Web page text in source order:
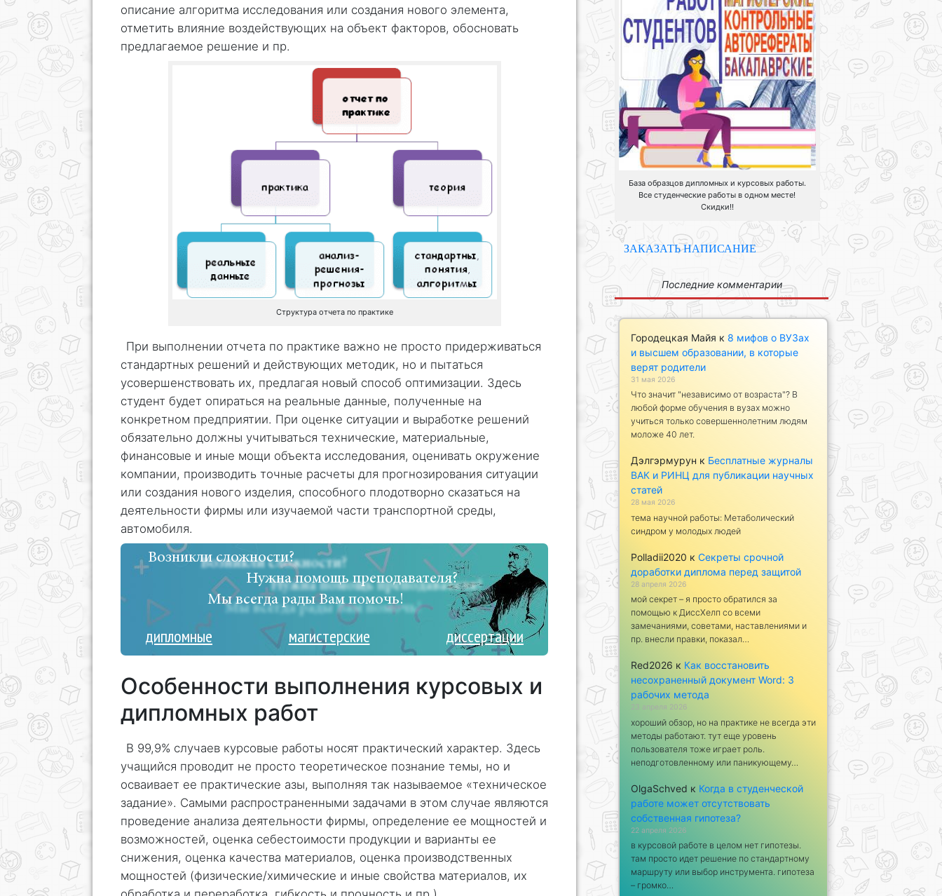
описание алгоритма исследования или создания нового элемента,
отметить влияние воздействующих на объект факторов, обосновать
предлагаемое решение и пр.
Структура отчета по практике
При выполнении отчета по практике важно не просто придерживаться
стандартных решений и действующих методик, но и пытаться
усовершенствовать их, предлагая новый способ оптимизации. Здесь
студент будет опираться на реальные данные, полученные на
конкретном предприятии. При оценке ситуации и выработке решений
обязательно должны учитываться технические, материальные,
финансовые и иные мощи объекта исследования, оценивать окружение
компании, производить точные расчеты для прогнозирования ситуации
или создания нового изделия, способного плодотворно сказаться на
деятельности фирмы или изучаемой части транспортной среды,
автомобиля.
Возникли сложности?
Нужна помощь преподавателя?
Мы всегда рады Вам помочь!
дипломные магистерские диссертации
Особенности выполнения курсовых и
дипломных работ
В 99,9% случаев курсовые работы носят практический характер. Здесь
учащийся проводит не просто теоретическое познание темы, но и
осваивает ее практические азы, выполняя так называемое «техническое
задание». Самыми распространенными задачами в этом случае являются
проведение анализа деятельности фирмы, определение ее мощностей и
возможностей, оценка себестоимости продукции и варианты ее
снижения, оценка качества материалов, оценка производственных
мощностей (физические/химические и иные свойства материалов, их
База образцов дипломных и курсовых работы.
Все студенческие работы в одном месте!
Скидки!!
ЗАКАЗАТЬ НАПИСАНИЕ
Последние комментарии
Городецкая Майя к 8 мифов о ВУЗах
и высшем образовании, в которые
верят родители
31 мая 2026
Что значит "независимо от возраста"? В
любой форме обучения в вузах можно
учиться только совершеннолетним людям
моложе 40 лет.
Дэлгэрмурун к Бесплатные журналы
ВАК и РИНЦ для публикации научных
статей
28 мая 2026
тема научной работы: Метаболический
синдром у молодых людей
Polladii2020 к Секреты срочной
доработки диплома перед защитой
28 апреля 2026
мой секрет – я просто обратился за
помощью к ДиссХелп со всеми
замечаниями, советами, наставлениями и
пр. внесли правки, показал…
Red2026 к Как восстановить
несохраненный документ Word: 3
рабочих метода
23 апреля 2026
хороший обзор, но на практике не всегда эти
методы работают. тут еще уровень
пользователя тоже играет роль.
неподготовленному или паникующему…
OlgaSchved к Когда в студенческой
работе может отсутствовать
собственная гипотеза?
22 апреля 2026
в курсовой работе в целом нет гипотезы.
там просто идет решение по стандартному
маршруту или выбор инструмента. гипотеза
– громко…